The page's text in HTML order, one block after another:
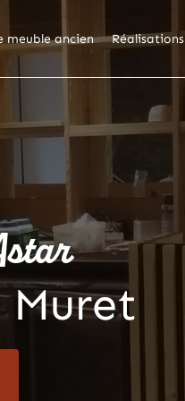
meuble ancien Réalisations
Muret